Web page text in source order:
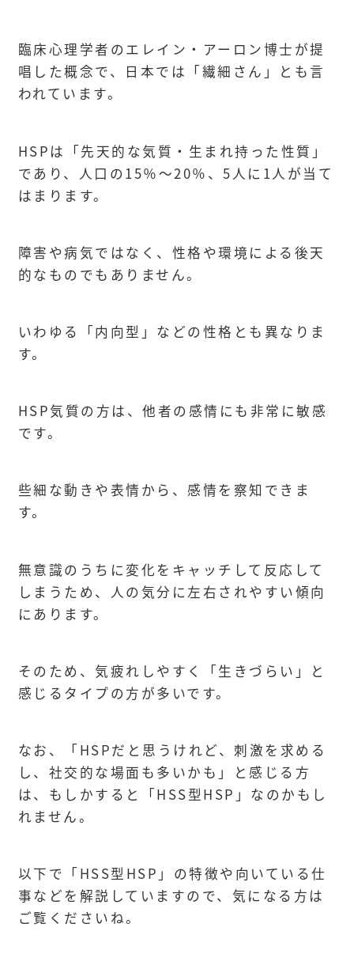
臨床心理学者のエレイン・アーロン博士が提
唱した概念で、日本では「繊細さん」とも言
われています。
HSPは「先天的な気質・生まれ持った性質」
であり、人口の15％～20％、5人に1人が当て
はまります。
障害や病気ではなく、性格や環境による後天
的なものでもありません。
いわゆる「内向型」などの性格とも異なりま
す。
HSP気質の方は、他者の感情にも非常に敏感
です。
些細な動きや表情から、感情を察知できま
す。
無意識のうちに変化をキャッチして反応して
しまうため、人の気分に左右されやすい傾向
にあります。
そのため、気疲れしやすく「生きづらい」と
感じるタイプの方が多いです。
なお、「HSPだと思うけれど、刺激を求める
し、社交的な場面も多いかも」と感じる方
は、もしかすると「HSS型HSP」なのかもし
れません。
以下で「HSS型HSP」の特徴や向いている仕
事などを解説していますので、気になる方は
ご覧くださいね。